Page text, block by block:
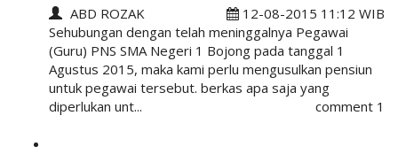
ABD ROZAK
12-08-2015 11:12 WIB
Sehubungan dengan telah meninggalnya Pegawai
(Guru) PNS SMA Negeri 1 Bojong pada tanggal 1
Agustus 2015, maka kami perlu mengusulkan pensiun
untuk pegawai tersebut. berkas apa saja yang
diperlukan unt...
comment 1